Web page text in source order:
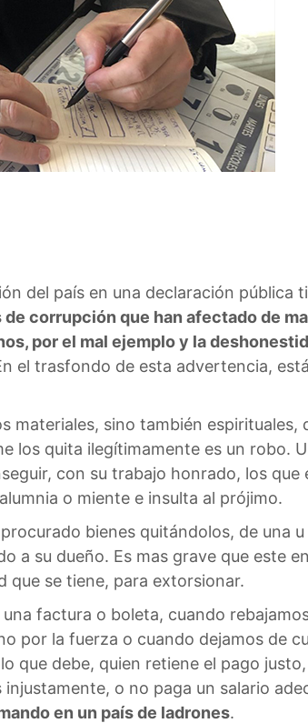
del país en una declaración pública
corrupción que han afectado de
por el mal ejemplo y la
el trasfondo de esta advertencia, está
materiales, sino también espirituales,
los quita ilegítimamente es un robo.
con su trabajo honrado, los que
o miente e insulta al prójimo.
bienes quitándolos, de una
a su dueño. Es mas grave que este
que se tiene, para extorsionar.
factura o boleta, cuando
por la fuerza o cuando dejamos de
que debe, quien retiene el pago
o no paga un salario
en un país de ladrones.